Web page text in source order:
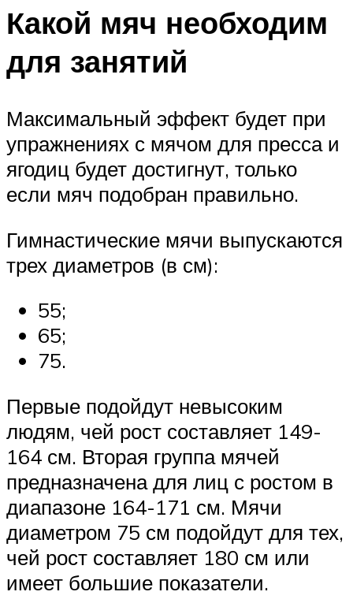
Какой мяч необходим
для занятий
Максимальный эффект будет при
упражнениях с мячом для пресса и
ягодиц будет достигнут, только
если мяч подобран правильно.
Гимнастические мячи выпускаются
трех диаметров (в см):
55;
65;
75.
Первые подойдут невысоким
людям, чей рост составляет 149-
164 см. Вторая группа мячей
предназначена для лиц с ростом в
диапазоне 164-171 см. Мячи
диаметром 75 см подойдут для тех,
чей рост составляет 180 см или
имеет большие показатели.